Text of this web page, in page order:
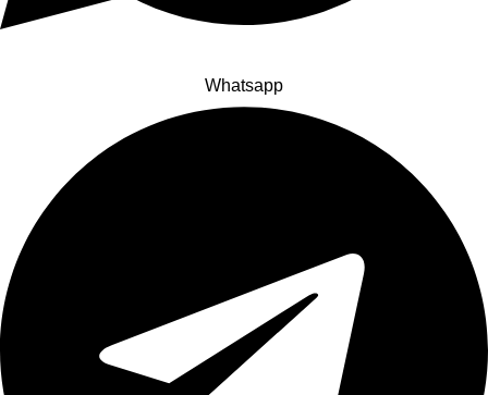
Whatsapp